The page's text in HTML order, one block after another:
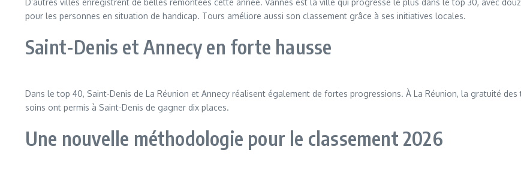
D’autres villes enregistrent de belles remontées cette année. Vannes est la ville qui progresse le plus dans le top 30, avec
pour les personnes en situation de handicap. Tours améliore aussi son classement grâce à ses initiatives locales.
Saint-Denis et Annecy en forte hausse
Dans le top 40, Saint-Denis de La Réunion et Annecy réalisent également de fortes progressions. À La Réunion, la gratuité
soins ont permis à Saint-Denis de gagner dix places.
Une nouvelle méthodologie pour le classement 2026